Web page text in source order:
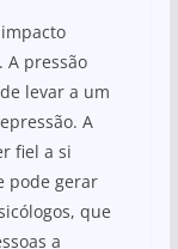
A pressão
levar a um
A
fiel a si
pode gerar
que
a